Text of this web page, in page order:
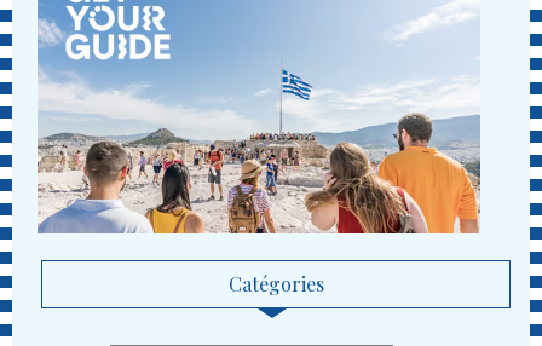
Catégories